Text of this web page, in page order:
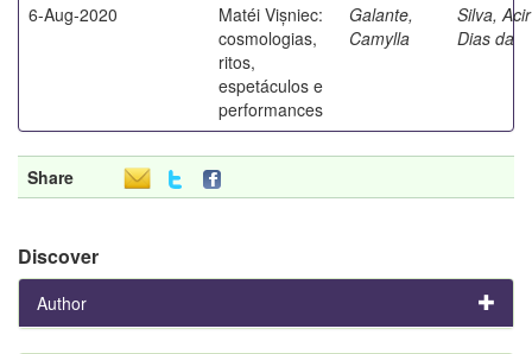
6-Aug-2020
Matéi Vișniec:
cosmologias,
ritos,
espetáculos e
performances
Galante,
Camylla
Silva, Acir
Dias da
Share
Discover
Author